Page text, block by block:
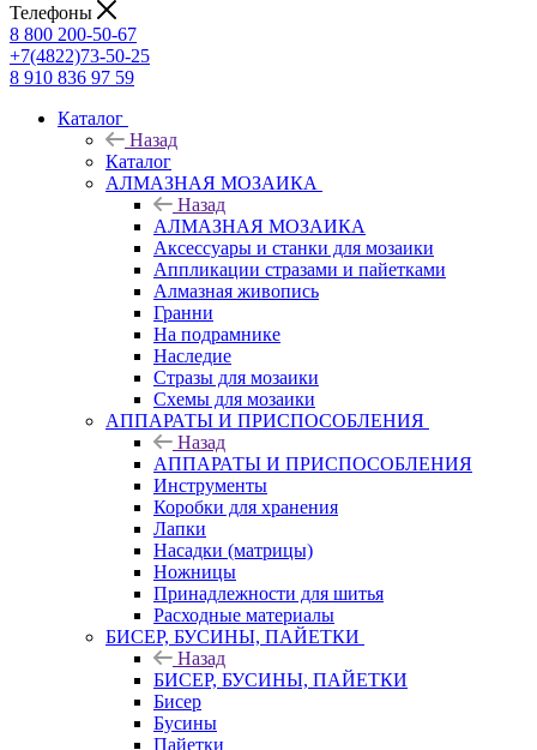
Телефоны
8 800 200-50-67
+7(4822)73-50-25
8 910 836 97 59
Каталог
Назад
Каталог
АЛМАЗНАЯ МОЗАИКА
Назад
АЛМАЗНАЯ МОЗАИКА
Аксессуары и станки для мозаики
Аппликации стразами и пайетками
Алмазная живопись
Гранни
На подрамнике
Наследие
Стразы для мозаики
Схемы для мозаики
АППАРАТЫ И ПРИСПОСОБЛЕНИЯ
Назад
АППАРАТЫ И ПРИСПОСОБЛЕНИЯ
Инструменты
Коробки для хранения
Лапки
Насадки (матрицы)
Ножницы
Принадлежности для шитья
Расходные материалы
БИСЕР, БУСИНЫ, ПАЙЕТКИ
Назад
БИСЕР, БУСИНЫ, ПАЙЕТКИ
Бисер
Бусины
Пайетки